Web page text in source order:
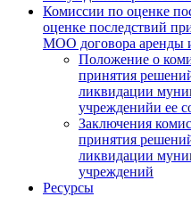
Комиссии по оценке
оценке последствий
МОО договора аренды и
Положение о
принятия
ликвидации
учрежденийи ее
Заключения
принятия
ликвидации
учреждений
Ресурсы